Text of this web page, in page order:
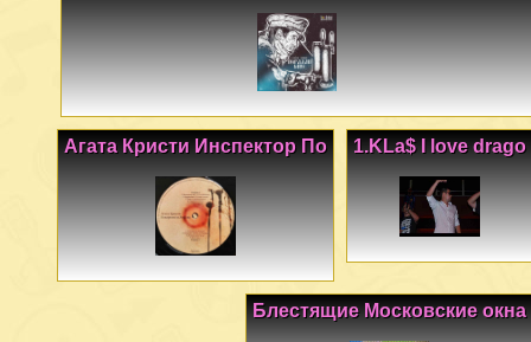
1.KLa$ I love drago
Агата Кристи Инспектор По
Блестящие Московские окна